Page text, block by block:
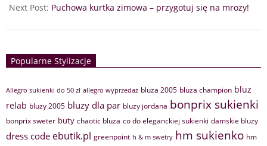
Next Post: Puchowa kurtka zimowa – przygotuj się na mrozy!
Popularne Stylizacje
Allegro sukienki do 50 zł allegro wyprzedaż bluza 2005 bluza champion bluz
relab bluzy 2005 bluzy dla par bluzy jordana bonprix sukienki
bonprix sweter buty chaotic bluza co do eleganckiej sukienki damskie bluzy
dress code ebutik.pl greenpoint h & m swetry hm sukienko hm